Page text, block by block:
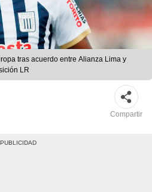
tras acuerdo entre Alianza Lima y
LR
Compartir